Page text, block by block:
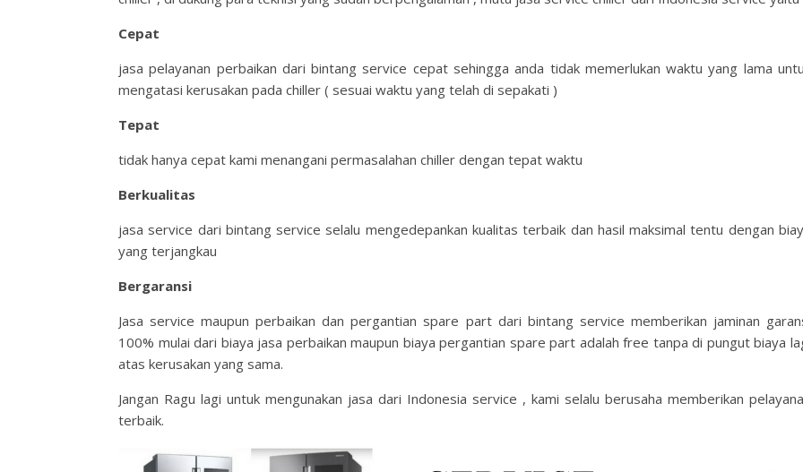
Cepat
jasa pelayanan perbaikan dari bintang service cepat sehingga anda tidak memerlukan waktu yang lama
mengatasi kerusakan pada chiller ( sesuai waktu yang telah di sepakati )
Tepat
tidak hanya cepat kami menangani permasalahan chiller dengan tepat waktu
Berkualitas
jasa service dari bintang service selalu mengedepankan kualitas terbaik dan hasil maksimal tentu dengan
yang terjangkau
Bergaransi
Jasa service maupun perbaikan dan pergantian spare part dari bintang service memberikan jaminan
100% mulai dari biaya jasa perbaikan maupun biaya pergantian spare part adalah free tanpa di pungut biaya
atas kerusakan yang sama.
Jangan Ragu lagi untuk mengunakan jasa dari Indonesia service , kami selalu berusaha memberikan
terbaik.